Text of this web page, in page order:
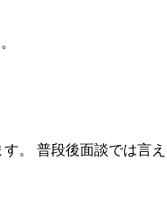
。 普段後面談では言